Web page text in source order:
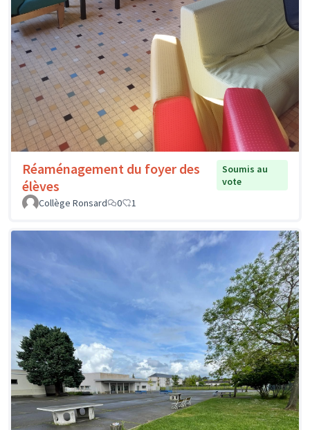
Réaménagement du foyer des
élèves
Soumis au
vote
Collège Ronsard
0 1